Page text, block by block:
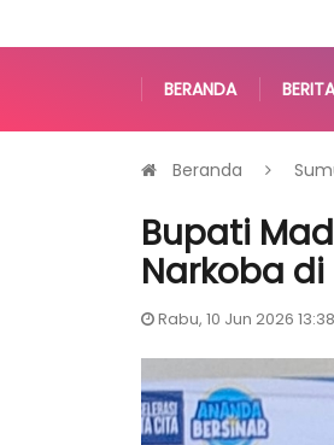
BERANDA
Beranda
Bupati
Narkoba
Rabu, 10 Jun 2026